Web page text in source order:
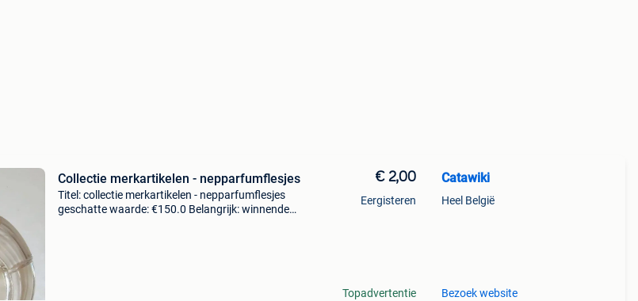
Collectie merkartikelen - nepparfumflesjes
Titel: collectie merkartikelen - nepparfumflesjes
geschatte waarde: €150.0 Belangrijk: winnende
€ 2,00
Eergisteren
Topadvertentie
Catawiki
Heel België
Bezoek website